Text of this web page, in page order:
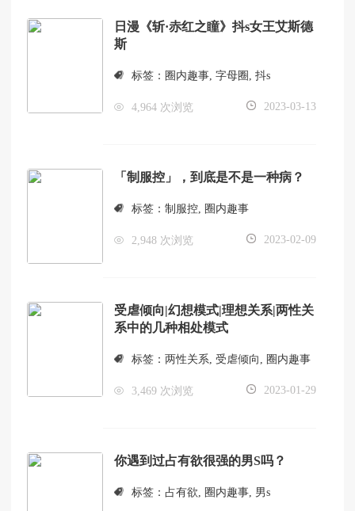
日漫《斩·赤红之瞳》抖s女王艾斯德
斯
标签： 圈内趣事,字母圈 ,抖s
4,964 次浏览 2023-03-13
「制服控」，到底是不是一种病？
标签：制服控, 圈内趣事
2,948 次浏览 2023-02-09
受虐倾向|幻想模式|理想关系|两性关
系中的几种相处模式
标签： 两性关系,受虐倾向 , 圈内趣事
3,469 次浏览 2023-01-29
你遇到过占有欲很强的男S吗？
标签：占有欲, 圈内趣事, 男s